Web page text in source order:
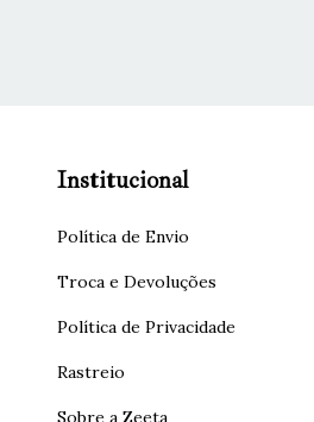
Institucional
Política de Envio
Troca e Devoluções
Política de Privacidade
Rastreio
Sobre a Zeeta